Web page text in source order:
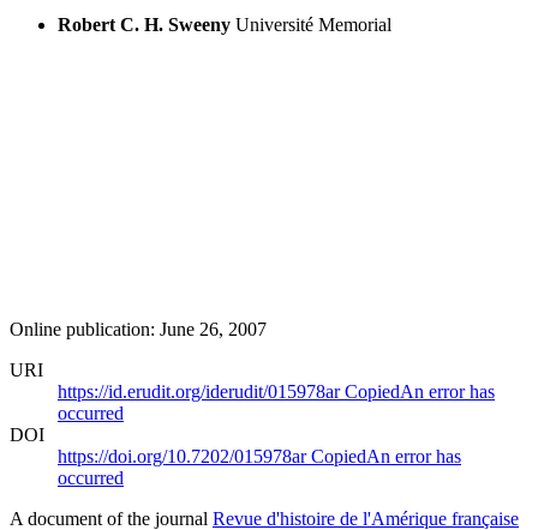
Robert C. H. Sweeny Université Memorial
Online publication: June 26, 2007
URI
https://id.erudit.org/iderudit/015978arCopiedAn error has
occurred
DOI
https://doi.org/10.7202/015978arCopiedAn error has
occurred
A document of the journal Revue d'histoire de l'Amérique française